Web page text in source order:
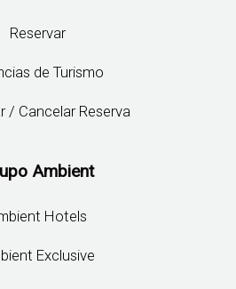
Reservar
de Turismo
/ Cancelar Reserva
Ambient
Hotels
Exclusive